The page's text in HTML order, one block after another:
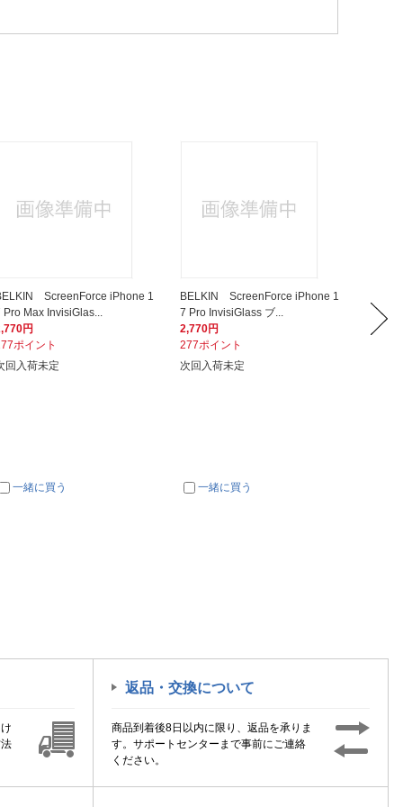
ScreenForce iPhone 1
Pro Max InvisiGlas...
円
ポイント
回入荷未定
一緒に買う
BELKIN ScreenForce iPhone 1
7 Pro InvisiGlass ブ...
2,770円
277ポイント
次回入荷未定
一緒に買う
7 +
2,770円
返品・交換について
商品到着後8日以内に限り、返品を承りま
す。サポートセンターまで事前にご連絡
ください。